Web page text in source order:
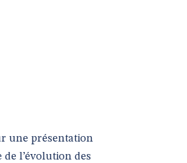
une présentation
de l’évolution des